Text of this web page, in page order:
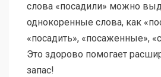
слова «посадили» можно
однокоренные слова, как
«посадить», «посаженные»,
Это здорово помогает
запас!